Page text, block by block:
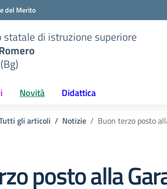
del Merito
di istruzione superiore
Novità Didattica
gli articoli Notizie Buon terzo posto
posto alla